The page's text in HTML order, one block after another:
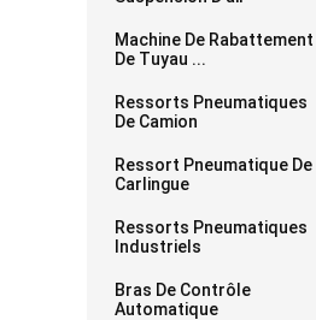
Machine De Rabattement
De Tuyau ...
Ressorts Pneumatiques
De Camion
Ressort Pneumatique De
Carlingue
Ressorts Pneumatiques
Industriels
Bras De Contrôle
Automatique